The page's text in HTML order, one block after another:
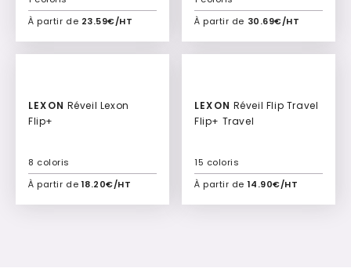
À partir de 23.59€/HT
Ajouter à mon devis
À partir de 30.69€/HT
Ajouter à mon devis
LEXON
Flip+
À partir de 18.20€/HT
8 coloris
Ajouter à mon devis
LEXON
Flip+ Travel
À partir de 14.90€/HT
15 coloris
Ajouter à mon devis